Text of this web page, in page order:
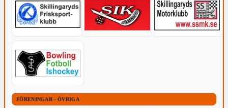
FÖRENINGAR - ÖVRIGA